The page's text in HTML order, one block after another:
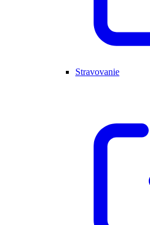
Stravovanie